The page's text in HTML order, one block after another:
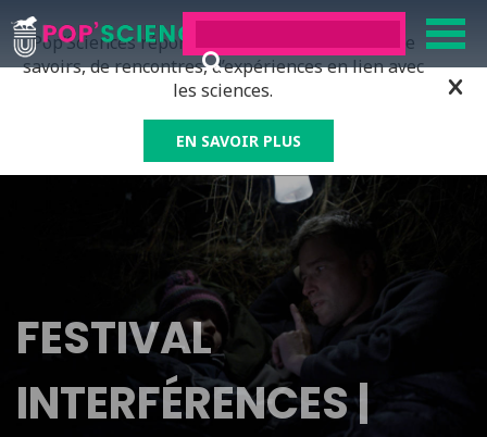
Pop’Sciences répond à tous ceux qui ont soif de
savoirs, de rencontres, d’expériences en lien avec
les sciences.
EN SAVOIR PLUS
FESTIVAL
INTERFÉRENCES |